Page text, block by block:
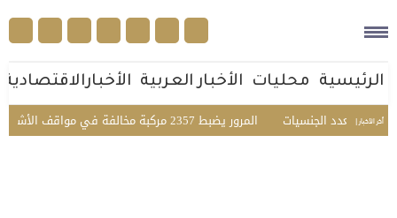
الرئيسية محليات الأخبار العربية الأخبارالاقتصادية
أخر الأخبار | المرور يضبط 2357 مركبة مخالفة في مواقف الأشخاص ذوي الإعاقة بمختلف مناطق المملكة متعدد الجنسيات